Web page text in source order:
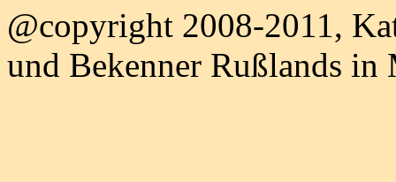
@copyright 2008-2011,
und Bekenner Rußlands in